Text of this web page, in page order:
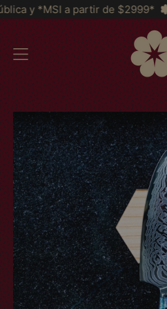
de $2999* Envíos
MENU